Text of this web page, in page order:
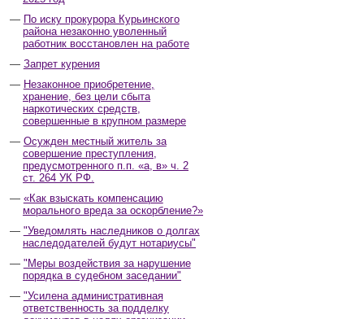
По иску прокурора Курьинского
района незаконно уволенный
работник восстановлен на работе
Запрет курения
Незаконное приобретение,
хранение, без цели сбыта
наркотических средств,
совершенные в крупном размере
Осужден местный житель за
совершение преступления,
предусмотренного п.п. «а, в» ч. 2
ст. 264 УК РФ.
«Как взыскать компенсацию
морального вреда за оскорбление?»
"Уведомлять наследников о долгах
наследодателей будут нотариусы"
"Меры воздействия за нарушение
порядка в судебном заседании"
"Усилена административная
ответственность за подделку